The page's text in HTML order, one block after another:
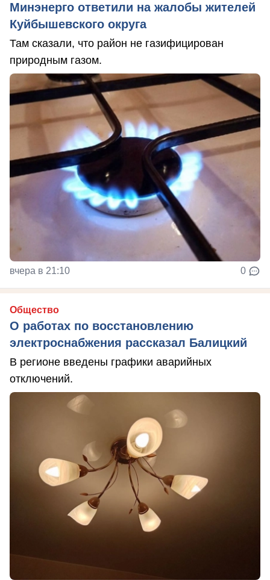
Минэнерго ответили на жалобы жителей
Куйбышевского округа
Там сказали, что район не газифицирован
природным газом.
вчера в 21:10 0
Общество
О работах по восстановлению
электроснабжения рассказал Балицкий
В регионе введены графики аварийных
отключений.